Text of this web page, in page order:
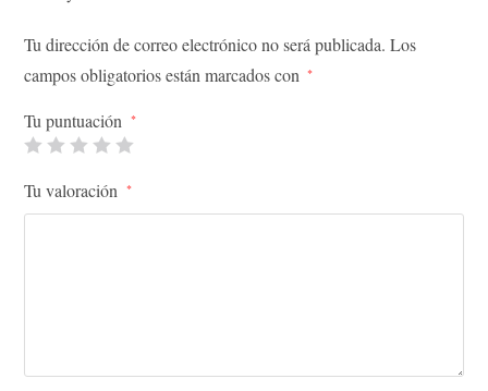
Tu dirección de correo electrónico no será publicada. Los
campos obligatorios están marcados con
*
Tu puntuación *
Tu valoración *